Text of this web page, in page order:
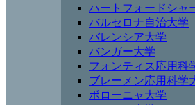
ハートフォードシャ
バルセロナ自治大学
バレンシア大学
バンガー大学
フォンティス応用科
ブレーメン応用科学
ボローニャ大学